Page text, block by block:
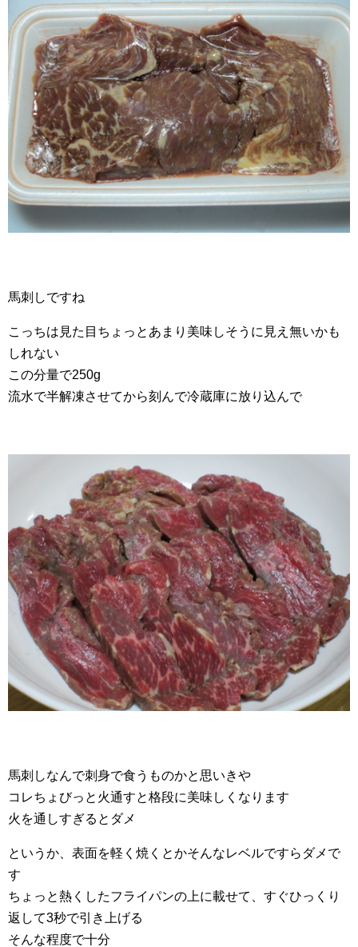
馬刺しですね
こっちは見た目ちょっとあまり美味しそうに見え無いかも
しれない
この分量で250g
流水で半解凍させてから刻んで冷蔵庫に放り込んで
馬刺しなんで刺身で食うものかと思いきや
コレちょびっと火通すと格段に美味しくなります
火を通しすぎるとダメ
というか、表面を軽く焼くとかそんなレベルですらダメで
す
ちょっと熱くしたフライパンの上に載せて、すぐひっくり
返して3秒で引き上げる
そんな程度で十分